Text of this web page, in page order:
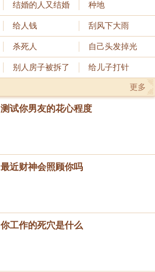
结婚的人又结婚 种地
给人钱 刮风下大雨
杀死人 自己头发掉光
别人房子被拆了 给儿子打针
更多
测试你男友的花心程度
最近财神会照顾你吗
你工作的死穴是什么